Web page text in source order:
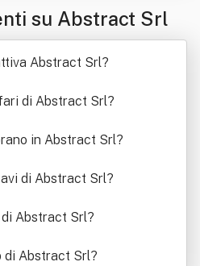
su Abstract Srl
Abstract Srl?
di Abstract Srl?
in Abstract Srl?
di Abstract Srl?
Abstract Srl?
di Abstract Srl?